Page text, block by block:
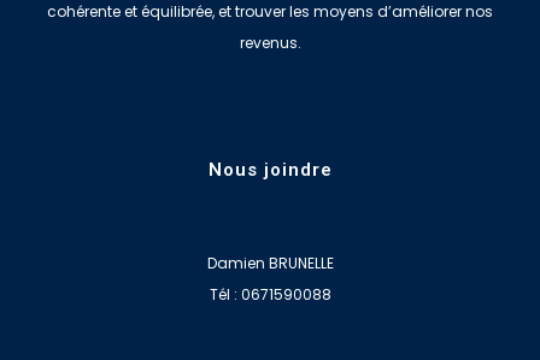
cohérente et équilibrée, et trouver les moyens d’améliorer nos
revenus.
Nous joindre
Damien BRUNELLE
Tél : 0671590088